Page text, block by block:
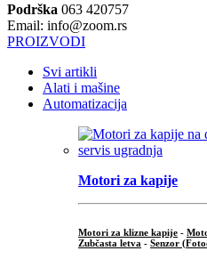
Podrška 063 420757
Email: info@zoom.rs
PROIZVODI
Svi artikli
Alati i mašine
Automatizacija
Motori za kapije
Motori za klizne kapije -
Zubčasta letva - Senzor